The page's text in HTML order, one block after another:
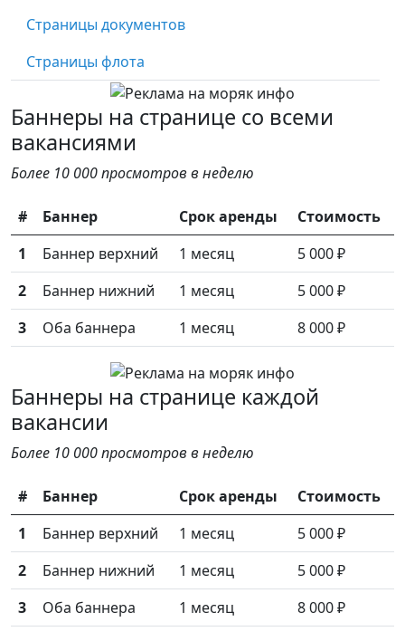
Страницы документов
Страницы флота
Баннеры на странице со всеми
вакансиями
Более 10 000 просмотров в неделю
# Баннер Срок аренды
Стоимость
1
Баннер верхний 1 месяц
5 000 ₽
2
Баннер нижний 1 месяц
5 000 ₽
3
Оба баннера 1 месяц 8 000 ₽
Баннеры на странице каждой
вакансии
Более 10 000 просмотров в неделю
# Баннер Срок аренды
Стоимость
1
Баннер верхний 1 месяц
5 000 ₽
2
Баннер нижний 1 месяц
5 000 ₽
3
Оба баннера 1 месяц 8 000 ₽